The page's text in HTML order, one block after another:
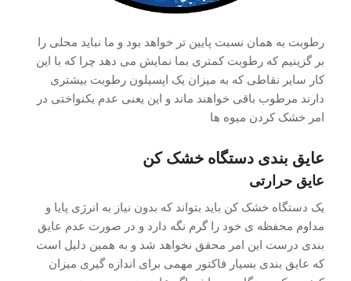
رطوبت به همان نسبت پایین تر خواهد بود و ما نباید محلی را
بر گزینیم که رطوبت کمتری بما نمایش می دهد چرا که با این
کار سایر نقاطی که به میزان یک اپسیلون رطوبت بیشتری
دارند مرطوب باقی خواهند ماند و این یعنی عدم یکنواختی در
امر خشک کردن میوه ها
عایق بندی دستگاه خشک کن
عایق حرارتی
یک دستگاه خشک کن باید بتواند که بدون نیاز به انرژی پایا و
مداوم محفظه ی خود را گرم نگه دارد و در صورت عدم عایق
بندی درست این امر محقق نخواهد شد و به همین دلیل است
که عایق بندی بسیار فاکتور مهمی برای اندازه گیری میزان